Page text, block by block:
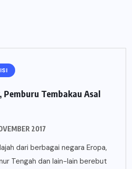
Pemburu Tembakau Asal
2017
dari berbagai negara Eropa,
Tengah dan lain-lain berebut